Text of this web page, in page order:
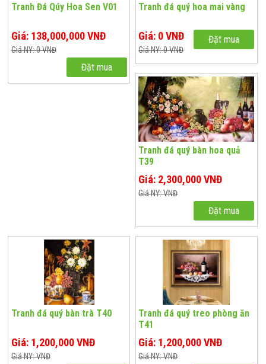
Tranh Đá Qúy Hoa Sen V01
Giá: 138,000,000 VNĐ
Giá NY: 0 VNĐ
Đặt mua
Tranh đá quý hoa mai vàng
Giá: 0 VNĐ
Giá NY: 0 VNĐ
Đặt mua
Tranh đá quý bàn hoa quả
T39
Giá: 2,300,000 VNĐ
Giá NY: VNĐ
Đặt mua
Tranh đá quý bàn trà T40
Giá: 1,200,000 VNĐ
Giá NY: VNĐ
Tranh đá quý treo phòng ăn
T41
Giá: 1,200,000 VNĐ
Giá NY: VNĐ